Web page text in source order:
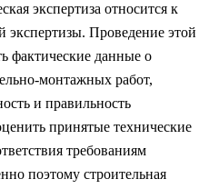
экспертиза относится к
экспертизы. Проведение этой
фактические данные о
монтажных работ,
и правильность
принятые технические
требованиям
поэтому строительная